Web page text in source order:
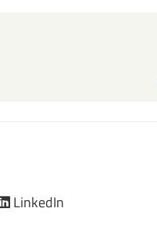
LinkedIn